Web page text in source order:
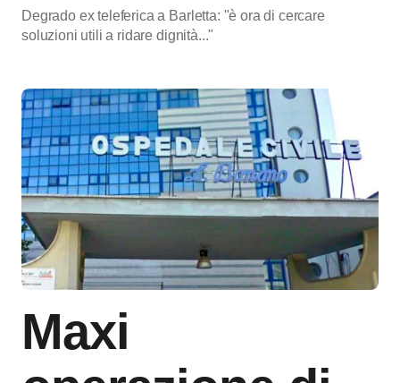
Degrado ex teleferica a Barletta: "è ora di cercare
soluzioni utili a ridare dignità..."
Maxi